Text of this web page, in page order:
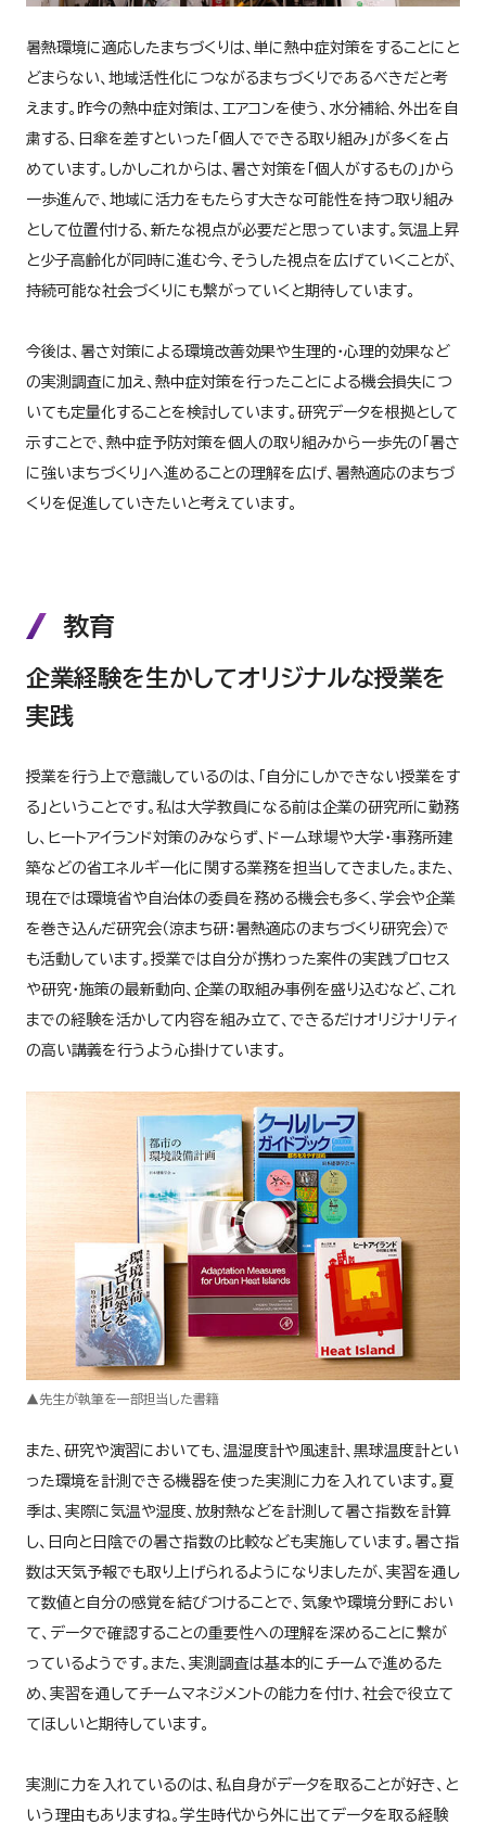
暑熱環境に適応したまちづくりは、単に熱中症対策をすることにと
どまらない、地域活性化につながるまちづくりであるべきだと考
えます。昨今の熱中症対策は、エアコンを使う、水分補給、外出を自
粛する、日傘を差すといった「個人でできる取り組み」が多くを占
めています。しかしこれからは、暑さ対策を「個人がするもの」から
一歩進んで、地域に活力をもたらす大きな可能性を持つ取り組み
として位置付ける、新たな視点が必要だと思っています。気温上昇
と少子高齢化が同時に進む今、そうした視点を広げていくことが、
持続可能な社会づくりにも繋がっていくと期待しています。
今後は、暑さ対策による環境改善効果や生理的・心理的効果など
の実測調査に加え、熱中症対策を行ったことによる機会損失につ
いても定量化することを検討しています。研究データを根拠として
示すことで、熱中症予防対策を個人の取り組みから一歩先の「暑さ
に強いまちづくり」へ進めることの理解を広げ、暑熱適応のまちづ
くりを促進していきたいと考えています。
教育
企業経験を生かしてオリジナルな授業を
実践
授業を行う上で意識しているのは、「自分にしかできない授業をす
る」ということです。私は大学教員になる前は企業の研究所に勤務
し、ヒートアイランド対策のみならず、ドーム球場や大学・事務所建
築などの省エネルギー化に関する業務を担当してきました。また、
現在では環境省や自治体の委員を務める機会も多く、学会や企業
を巻き込んだ研究会（涼まち研：暑熱適応のまちづくり研究会）で
も活動しています。授業では自分が携わった案件の実践プロセス
や研究・施策の最新動向、企業の取組み事例を盛り込むなど、これ
までの経験を活かして内容を組み立て、できるだけオリジナリティ
の高い講義を行うよう心掛けています。
▲先生が執筆を一部担当した書籍
また、研究や演習においても、温湿度計や風速計、黒球温度計とい
った環境を計測できる機器を使った実測に力を入れています。夏
季は、実際に気温や湿度、放射熱などを計測して暑さ指数を計算
し、日向と日陰での暑さ指数の比較なども実施しています。暑さ指
数は天気予報でも取り上げられるようになりましたが、実習を通し
て数値と自分の感覚を結びつけることで、気象や環境分野におい
て、データで確認することの重要性への理解を深めることに繋が
っているようです。また、実測調査は基本的にチームで進めるた
め、実習を通してチームマネジメントの能力を付け、社会で役立て
てほしいと期待しています。
実測に力を入れているのは、私自身がデータを取ることが好き、と
いう理由もありますね。学生時代から外に出てデータを取る経験